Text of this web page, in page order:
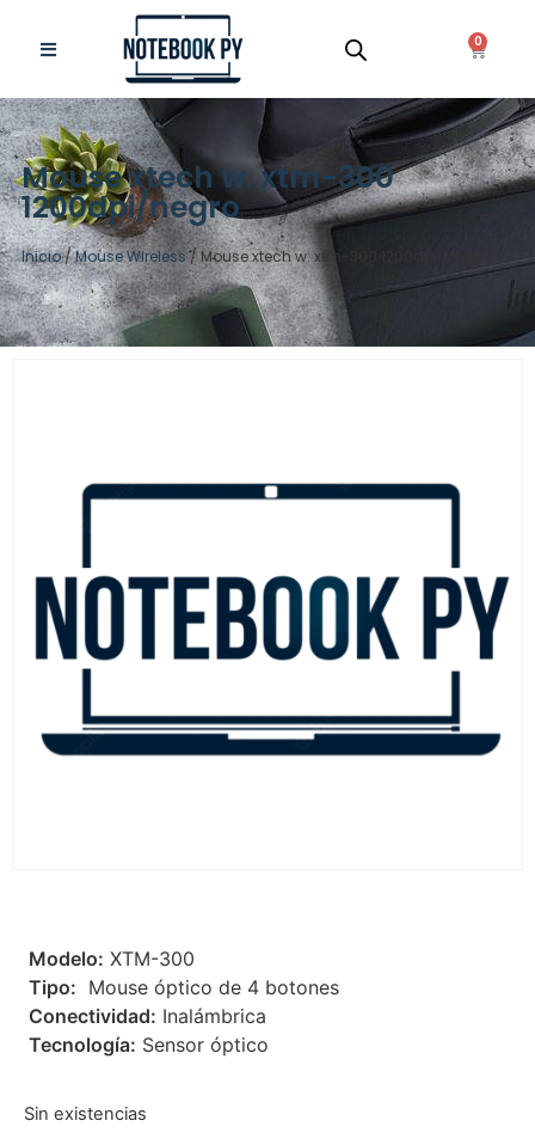
0
Mouse xtech w. xtm-300
1200dpi/negro
Inicio/Mouse Wireless/ Mouse xtech w. xtm-300 1200dpi/negro
 Modelo: XTM-300
 Tipo: Mouse óptico de 4 botones
 Conectividad: Inalámbrica
 Tecnología: Sensor óptico
Sin existencias